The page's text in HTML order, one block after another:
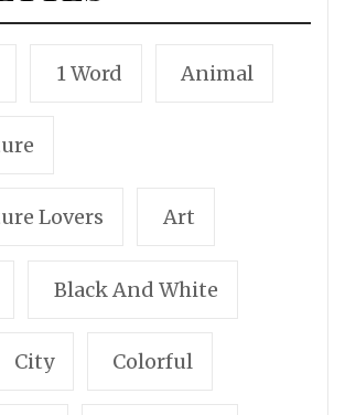
1 Word Animal
Lovers Art
Black And White
City Colorful